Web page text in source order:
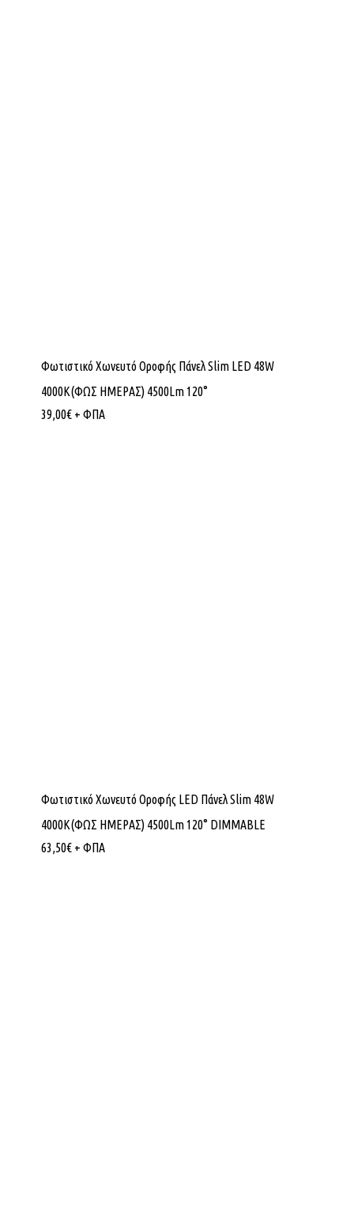
Φωτιστικό Χωνευτό Οροφής Πάνελ Slim LED 48W
4000K(ΦΩΣ ΗΜΕΡΑΣ) 4500Lm 120°
39,00€ + ΦΠΑ
Φωτιστικό Χωνευτό Οροφής LED Πάνελ Slim 48W
4000K(ΦΩΣ ΗΜΕΡΑΣ) 4500Lm 120° DIMMABLE
63,50€ + ΦΠΑ